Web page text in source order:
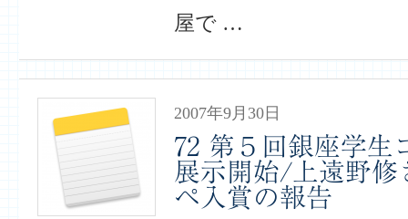
屋で …
2007年9月30日
72 第５回銀座学生
展示開始/上遠野修
ペ入賞の報告